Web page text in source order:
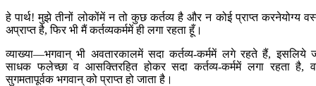
हे पार्थ! मुझे तीनों लोकोंमें न तो कुछ कर्तव्य है और न कोई प्राप्त करनेयोग्य
अप्राप्त है, फिर भी मैं कर्तव्यकर्ममें ही लगा रहता हूँ।
व्याख्या—भगवान् भी अवतारकालमें सदा कर्तव्य-कर्ममें लगे रहते हैं, इसलिये
साधक फलेच्छा व आसक्तिरहित होकर सदा कर्तव्य-कर्ममें लगा रहता है,
सुगमतापूर्वक भगवान् को प्राप्त हो जाता है।